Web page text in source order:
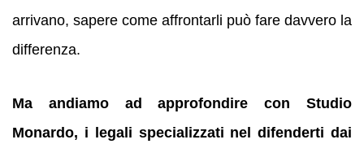
arrivano, sapere come affrontarli può fare davvero la
differenza.
Ma andiamo ad approfondire con Studio
Monardo, i legali specializzati nel difenderti dai